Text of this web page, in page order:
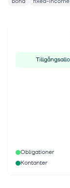
Obligationer
Kontanter